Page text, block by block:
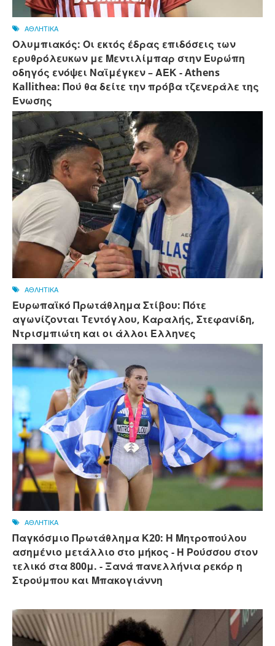
ΑΘΛΗΤΙΚΑ
Ολυμπιακός: Οι εκτός έδρας επιδόσεις των
ερυθρόλευκων με Μεντιλίμπαρ στην Ευρώπη
οδηγός ενόψει Ναϊμέγκεν – ΑΕΚ - Athens
Kallithea: Πού θα δείτε την πρόβα τζενεράλε της
Ένωσης
ΑΘΛΗΤΙΚΑ
Ευρωπαϊκό Πρωτάθλημα Στίβου: Πότε
αγωνίζονται Τεντόγλου, Καραλής, Στεφανίδη,
Ντρισμπιώτη και οι άλλοι Ελληνες
ΑΘΛΗΤΙΚΑ
Παγκόσμιο Πρωτάθλημα Κ20: Η Μητροπούλου
ασημένιο μετάλλιο στο μήκος - Η Ρούσσου στον
τελικό στα 800μ. - Ξανά πανελλήνια ρεκόρ η
Στρούμπου και Μπακογιάννη